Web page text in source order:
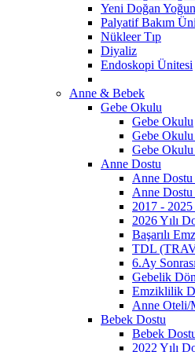
Yeni Doğan
Palyatif Bakım
Nükleer Tıp
Diyaliz
Endoskopi Ünitesi
Anne & Bebek
Gebe Okulu
Gebe Okulu
Gebe
Gebe
Anne Dostu
Anne
Anne
2017 -
2026 Yılı
Başarılı
TDL
6.Ay
Gebelik
Emziklilik
Anne Oteli/
Bebek Dostu
Bebek
2022 Yılı